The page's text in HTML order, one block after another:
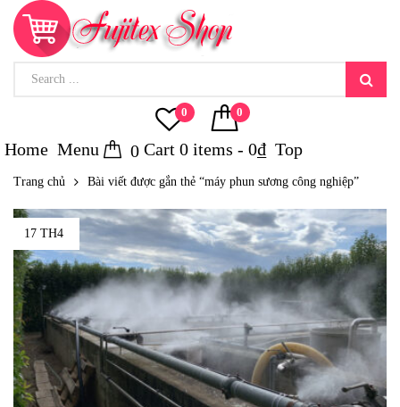
0 0
Home Menu 0 Cart 0 items - 0₫ Top
Trang chủ Bài viết được gắn thẻ “máy phun sương công nghiệp”
17 TH4